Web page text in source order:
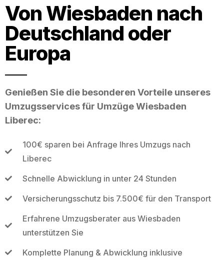
Von Wiesbaden nach
Deutschland oder
Europa
Genießen Sie die besonderen Vorteile unseres
Umzugsservices für Umzüge Wiesbaden
Liberec:
100€ sparen bei Anfrage Ihres Umzugs nach
Liberec
Schnelle Abwicklung in unter 24 Stunden
Versicherungsschutz bis 7.500€ für den Transport
Erfahrene Umzugsberater aus Wiesbaden
unterstützen Sie
Komplette Planung & Abwicklung inklusive